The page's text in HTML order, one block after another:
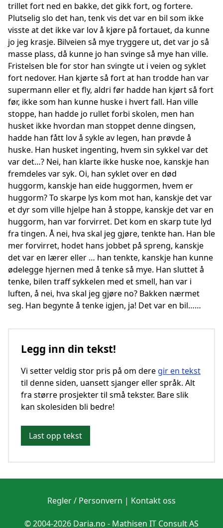
trillet fort ned en bakke, det gikk fort, og fortere.
Plutselig slo det han, tenk vis det var en bil som ikke
visste at det ikke var lov å kjøre på fortauet, da kunne
jo jeg krasje. Bilveien så mye tryggere ut, det var jo så
masse plass, då kunne jo han svinge så mye han ville.
Fristelsen ble for stor han svingte ut i veien og syklet
fort nedover. Han kjørte så fort at han trodde han var
supermann eller et fly, aldri før hadde han kjørt så fort
før, ikke som han kunne huske i hvert fall. Han ville
stoppe, han hadde jo rullet forbi skolen, men han
husket ikke hvordan man stoppet denne dingsen,
hadde han fått lov å sykle av legen, han prøvde å
huske. Han husket ingenting, hvem sin sykkel var det
var det…? Nei, han klarte ikke huske noe, kanskje han
fremdeles var syk. Oi, han syklet over en død
huggorm, kanskje han eide huggormen, hvem er
huggorm? To skarpe lys kom mot han, kanskje det var
et dyr som ville hjelpe han å stoppe, kanskje det var en
huggorm, han var forvirret. Det kom en skarp tute lyd
fra tingen. Å nei, hva skal jeg gjøre, tenkte han. Han ble
mer forvirret, hodet hans jobbet på spreng, kanskje
det var en lærer eller … han tenkte, kanskje han kunne
ødelegge hjernen med å tenke så mye. Han sluttet å
tenke, bilen traff sykkelen med et smell, han var i
luften, å nei, hva skal jeg gjøre no? Bakken nærmet
seg. Han begynte å tenke igjen, ja! Det var en bil……
Legg inn din tekst!
Vi setter veldig stor pris på om dere gir en tekst
til denne siden, uansett sjanger eller språk. Alt
fra større prosjekter til små tekster. Bare slik
kan skolesiden bli bedre!
Last opp tekst
Regler / Personvern | Kontakt oss
© 2004-2026 Daria.no - Mathisen IT Consult AS